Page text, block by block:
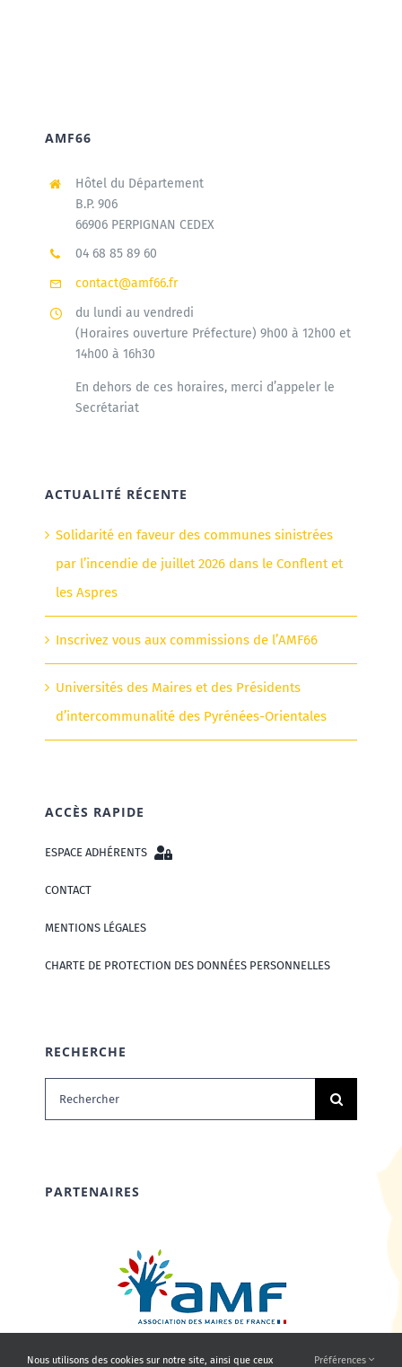
AMF66
Hôtel du Département
B.P. 906
66906 PERPIGNAN CEDEX
04 68 85 89 60
contact@amf66.fr
du lundi au vendredi
(Horaires ouverture Préfecture) 9h00 à 12h00 et
14h00 à 16h30
En dehors de ces horaires, merci d’appeler le
Secrétariat
ACTUALITÉ RÉCENTE
Solidarité en faveur des communes sinistrées
par l’incendie de juillet 2026 dans le Conflent et
les Aspres
Inscrivez vous aux commissions de l’AMF66
Universités des Maires et des Présidents
d’intercommunalité des Pyrénées-Orientales
ACCÈS RAPIDE
ESPACE ADHÉRENTS
CONTACT
MENTIONS LÉGALES
CHARTE DE PROTECTION DES DONNÉES PERSONNELLES
RECHERCHE
Rechercher:
PARTENAIRES
Nous utilisons des cookies sur notre site, ainsi que ceux Préférences